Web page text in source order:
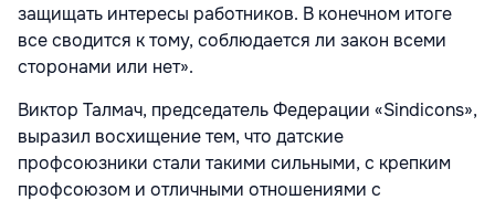
защищать интересы работников. В конечном итоге
все сводится к тому, соб­людается ли закон всеми
сторонами или нет».
Виктор Талмач, председатель Федера­ции «Sindicons»,
выразил восхищение тем, что датские
профсоюзники стали такими сильными, с крепким
профсоюзом и отлич­ными отношениями с